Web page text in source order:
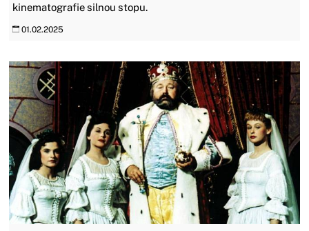
kinematografie silnou stopu.
01.02.2025